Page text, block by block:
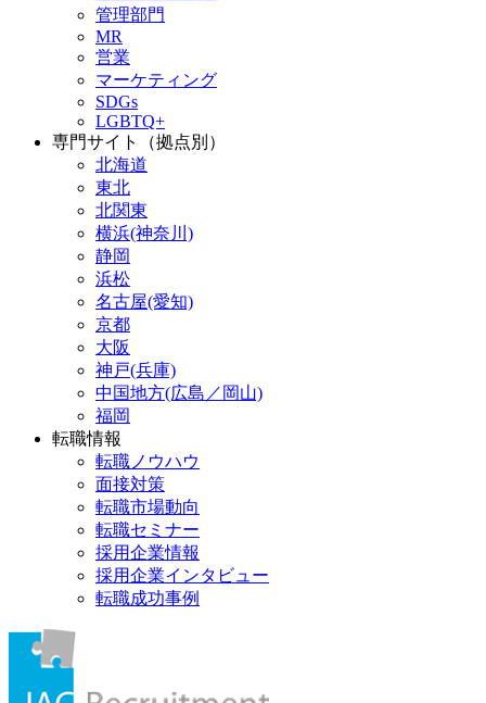
管理部門
MR
営業
マーケティング
SDGs
LGBTQ+
専門サイト（拠点別）
北海道
東北
北関東
横浜(神奈川)
静岡
浜松
名古屋(愛知)
京都
大阪
神戸(兵庫)
中国地方(広島／岡山)
福岡
転職情報
転職ノウハウ
面接対策
転職市場動向
転職セミナー
採用企業情報
採用企業インタビュー
転職成功事例